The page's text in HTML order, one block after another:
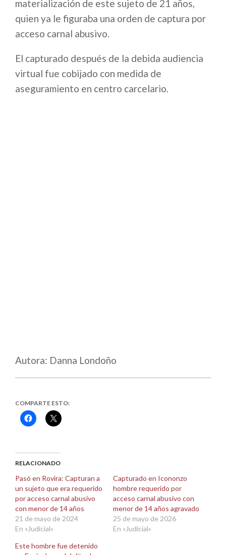
materialización de este sujeto de 21 años,
quien ya le figuraba una orden de captura por
acceso carnal abusivo.
El capturado después de la debida audiencia
virtual fue cobijado con medida de
aseguramiento en centro carcelario.
Autora: Danna Londoño
COMPARTE ESTO:
Haz
clic
(Se
abre
una
ventana
nueva)
Haz
clic
(Se
abre
una
ventana
nueva)
RELACIONADO
Pasó en Rovira: Capturan a
un sujeto que era requerido
por acceso carnal abusivo
con menor de 14 años
21 de mayo de 2024
En «Judicial»
Capturado en Icononzo
hombre requerido por
acceso carnal abusivo con
menor de 14 años agravado
25 de mayo de 2026
En «Judicial»
Este hombre fue detenido